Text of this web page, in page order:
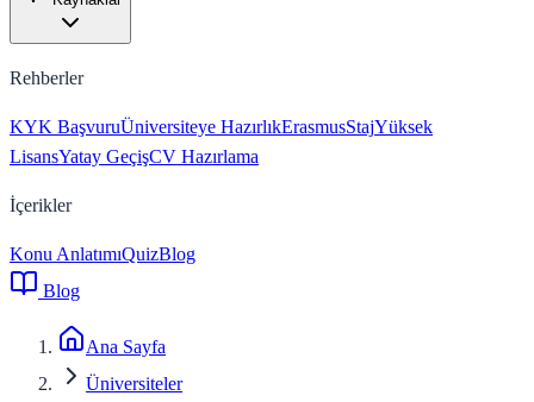
Rehberler
KYK BaşvuruÜniversiteye HazırlıkErasmusStajYüksek
LisansYatay GeçişCV Hazırlama
İçerikler
Konu AnlatımıQuizBlog
Blog
Ana Sayfa
Üniversiteler